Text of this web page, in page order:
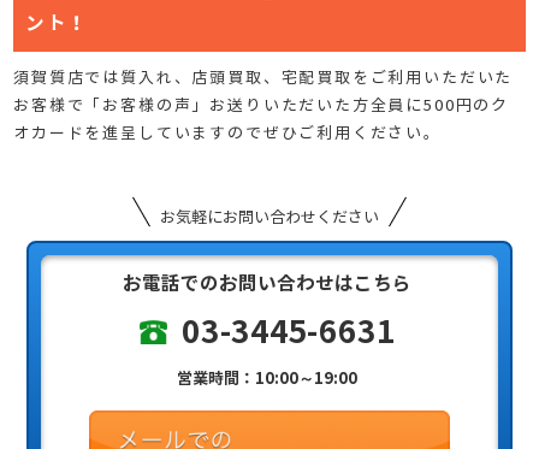
ント！
須賀質店では質入れ、店頭買取、宅配買取をご利用いただいた
お客様で「お客様の声」お送りいただいた方全員に500円のク
オカードを進呈していますのでぜひご利用ください。
お気軽にお問い合わせください
お電話でのお問い合わせはこちら
03-3445-6631
営業時間：10:00～19:00